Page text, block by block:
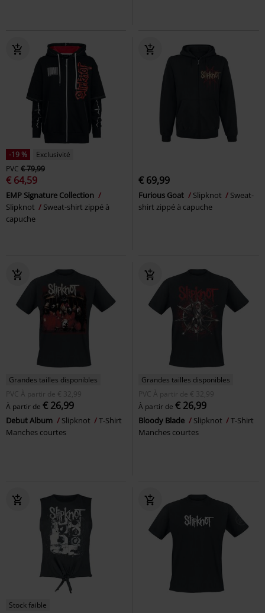
-19 %
Exclusivité
PVC € 79,99
€ 64,59
EMP Signature Collection
Slipknot
Sweat-shirt zippé à
capuche
€ 69,99
Furious Goat Slipknot
Sweat-
shirt zippé à capuche
Grandes tailles disponibles
PVC
À partir de € 32,99
À partir de € 26,99
Debut Album Slipknot
T-Shirt
Manches courtes
Grandes tailles disponibles
PVC
À partir de € 32,99
À partir de € 26,99
Bloody Blade Slipknot
T-Shirt
Manches courtes
Stock faible